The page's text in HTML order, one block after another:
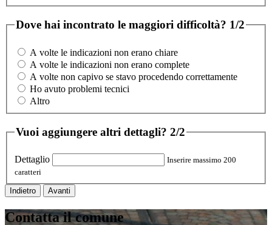
Dove hai incontrato le maggiori difficoltà? 1/2
A volte le indicazioni non erano chiare
A volte le indicazioni non erano complete
A volte non capivo se stavo procedendo correttamente
Ho avuto problemi tecnici
Altro
Vuoi aggiungere altri dettagli? 2/2
Dettaglio
Inserire massimo 200
caratteri
Indietro Avanti
Contatta il comune